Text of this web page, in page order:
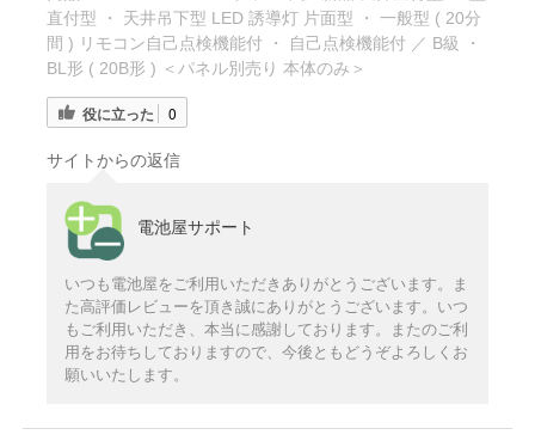
直付型 ・ 天井吊下型 LED 誘導灯 片面型 ・ 一般型 ( 20分
間 ) リモコン自己点検機能付 ・ 自己点検機能付 ／ B級 ・
BL形 ( 20B形 ) ＜パネル別売り 本体のみ＞
役に立った 0
サイトからの返信
電池屋サポート
いつも電池屋をご利用いただきありがとうございます。ま
た高評価レビューを頂き誠にありがとうございます。いつ
もご利用いただき、本当に感謝しております。またのご利
用をお待ちしておりますので、今後ともどうぞよろしくお
願いいたします。